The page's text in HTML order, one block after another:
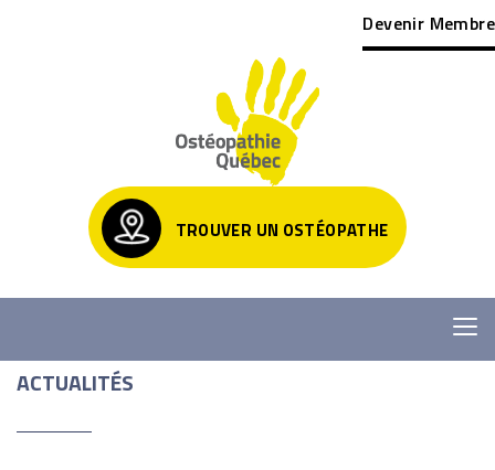
Devenir Membre
TROUVER UN OSTÉOPATHE
ACTUALITÉS